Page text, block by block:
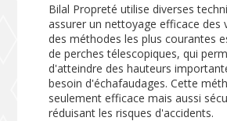
Bilal Propreté utilise diverses
assurer un nettoyage efficace des
des méthodes les plus courantes
de perches télescopiques, qui
d'atteindre des hauteurs
besoin d'échafaudages. Cette
seulement efficace mais aussi
réduisant les risques d'accidents.